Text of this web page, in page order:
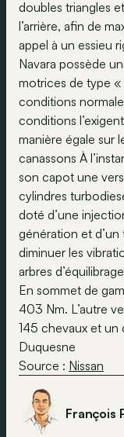
doubles triangles
l’arrière, afin de
appel à un essieu
Navara possède
motrices de type «
conditions
conditions
manière égale sur
canassons À
son capot une
cylindres
doté d’une
génération et
diminuer les
arbres
En sommet de
403 Nm. L’autre
145 chevaux et
Duquesne
Source : Nissan
François